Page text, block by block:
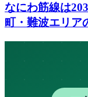
なにわ筋線は
町・難波エリア